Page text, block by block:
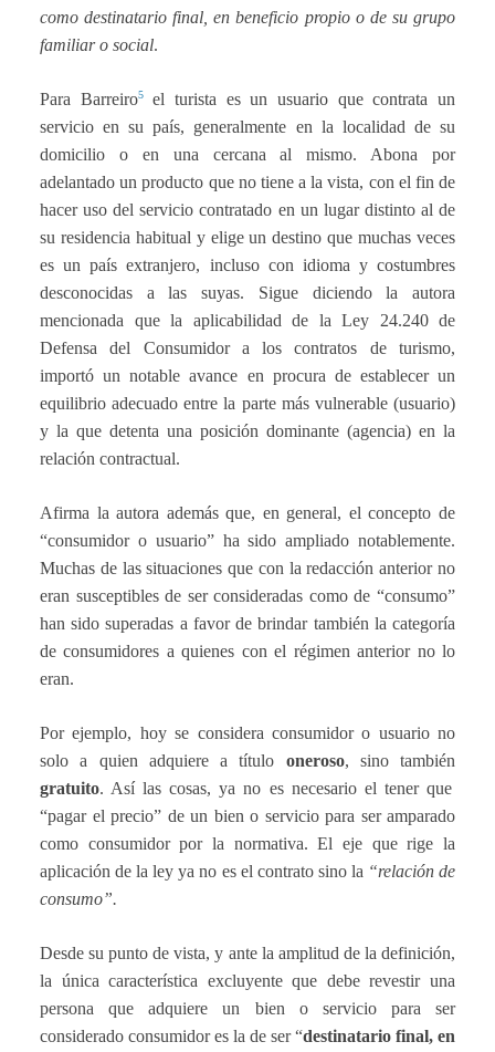
como destinatario final, en beneficio propio o de su grupo
familiar o social.
Para Barreiro5el turista es un usuario que contrata un
servicio en su país, generalmente en la localidad de su
domicilio o en una cercana al mismo. Abona por
adelantado un producto que no tiene a la vista, con el fin de
hacer uso del servicio contratado en un lugar distinto al de
su residencia habitual y elige un destino que muchas veces
es un país extranjero, incluso con idioma y costumbres
desconocidas a las suyas. Sigue diciendo la autora
mencionada que la aplicabilidad de la Ley 24.240 de
Defensa del Consumidor a los contratos de turismo,
importó un notable avance en procura de establecer un
equilibrio adecuado entre la parte más vulnerable (usuario)
y la que detenta una posición dominante (agencia) en la
relación contractual.
Afirma la autora además que, en general, el concepto de
“consumidor o usuario” ha sido ampliado notablemente.
Muchas de las situaciones que con la redacción anterior no
eran susceptibles de ser consideradas como de “consumo”
han sido superadas a favor de brindar también la categoría
de consumidores a quienes con el régimen anterior no lo
eran.
Por ejemplo, hoy se considera consumidor o usuario no
solo a quien adquiere a título oneroso, sino también
gratuito. Así las cosas, ya no es necesario el tener que
“pagar el precio” de un bien o servicio para ser amparado
como consumidor por la normativa. El eje que rige la
aplicación de la ley ya no es el contrato sino la “relación de
consumo”.
Desde su punto de vista, y ante la amplitud de la definición,
la única característica excluyente que debe revestir una
persona que adquiere un bien o servicio para ser
considerado consumidor es la de ser “destinatario final, en